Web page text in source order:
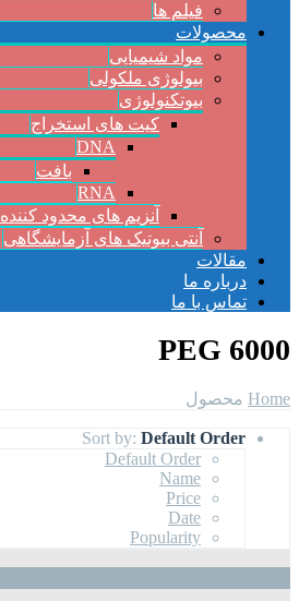
فیلم ها
محصولات
مواد شیمیایی
بیولوژی ملکولی
بیوتکنولوژی
کیت های استخراج
DNA
بافت
RNA
آنزیم های محدود کننده
آنتی بیوتیک های آزمایشگاهی
مقالات
درباره ما
تماس با ما
PEG 6000
Home محصول
Sort by: Default Order
Default Order
Name
Price
Date
Popularity